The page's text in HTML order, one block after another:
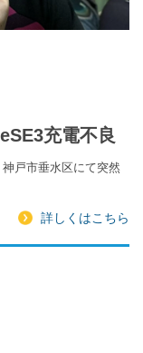
充電不良
戸市垂水区にて突然
詳しくはこちら